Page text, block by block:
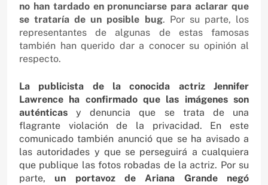
no han tardado en pronunciarse para aclarar que
se trataría de un posible bug. Por su parte, los
representantes de algunas de estas famosas
también han querido dar a conocer su opinión al
respecto.
La publicista de la conocida actriz Jennifer
Lawrence ha confirmado que las imágenes son
auténticas y denuncia que se trata de una
flagrante violación de la privacidad. En este
comunicado también anunció que se ha avisado a
las autoridades y que se perseguirá a cualquiera
que publique las fotos robadas de la actriz. Por su
parte, un portavoz de Ariana Grande negó